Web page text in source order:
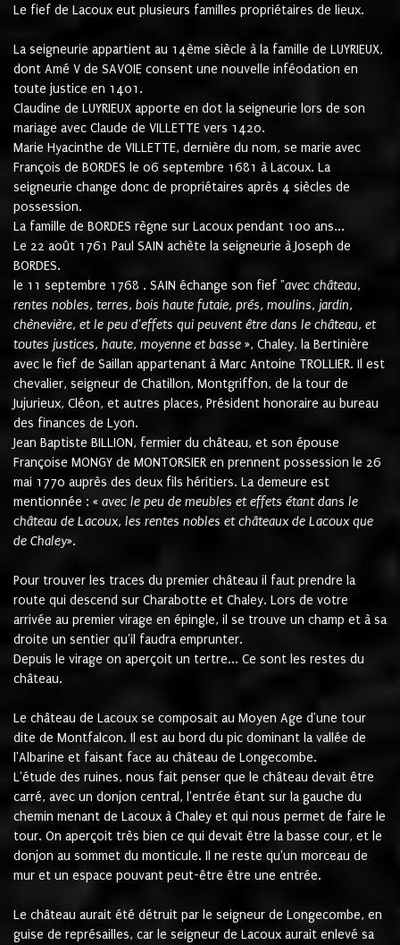
Le fief de Lacoux eut plusieurs familles propriétaires de lieux.
La seigneurie appartient au 14ème siècle à la famille de LUYRIEUX,
dont Amé V de SAVOIE consent une nouvelle inféodation en
toute justice en 1401.
Claudine de LUYRIEUX apporte en dot la seigneurie lors de son
mariage avec Claude de VILLETTE vers 1420.
Marie Hyacinthe de VILLETTE, dernière du nom, se marie avec
François de BORDES le 06 septembre 1681 à Lacoux. La
seigneurie change donc de propriétaires après 4 siècles de
possession.
La famille de BORDES règne sur Lacoux pendant 100 ans...
Le 22 août 1761 Paul SAIN achète la seigneurie à Joseph de
BORDES.
le 11 septembre 1768 . SAIN échange son fief "avec château,
rentes nobles, terres, bois haute futaie, prés, moulins, jardin,
chènevière, et le peu d'effets qui peuvent être dans le château, et
toutes justices, haute, moyenne et basse », Chaley, la Bertinière
avec le fief de Saillan appartenant à Marc Antoine TROLLIER. Il est
chevalier, seigneur de Chatillon, Montgriffon, de la tour de
Jujurieux, Cléon, et autres places, Président honoraire au bureau
des finances de Lyon.
Jean Baptiste BILLION, fermier du château, et son épouse
Françoise MONGY de MONTORSIER en prennent possession le 26
mai 1770 auprès des deux fils héritiers. La demeure est
mentionnée : « avec le peu de meubles et effets étant dans le
château de Lacoux, les rentes nobles et châteaux de Lacoux que
de Chaley».
Pour trouver les traces du premier château il faut prendre la
route qui descend sur Charabotte et Chaley. Lors de votre
arrivée au premier virage en épingle, il se trouve un champ et à sa
droite un sentier qu'il faudra emprunter.
Depuis le virage on aperçoit un tertre... Ce sont les restes du
château.
Le château de Lacoux se composait au Moyen Age d'une tour
dite de Montfalcon. Il est au bord du pic dominant la vallée de
l'Albarine et faisant face au château de Longecombe.
L'étude des ruines, nous fait penser que le château devait être
carré, avec un donjon central, l'entrée étant sur la gauche du
chemin menant de Lacoux à Chaley et qui nous permet de faire le
tour. On aperçoit très bien ce qui devait être la basse cour, et le
donjon au sommet du monticule. Il ne reste qu'un morceau de
mur et un espace pouvant peut-être être une entrée.
Le château aurait été détruit par le seigneur de Longecombe, en
guise de représailles, car le seigneur de Lacoux aurait enlevé sa